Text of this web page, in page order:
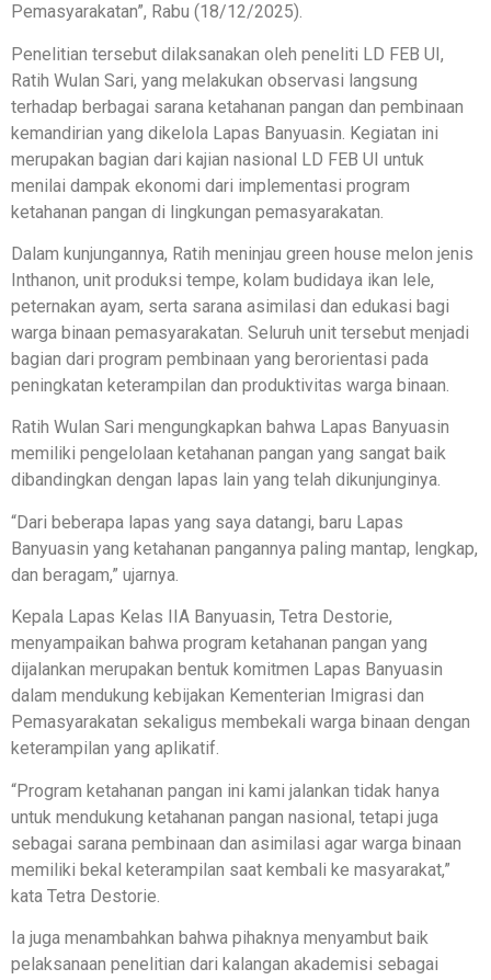
Pemasyarakatan”, Rabu (18/12/2025).
Penelitian tersebut dilaksanakan oleh peneliti LD FEB UI,
Ratih Wulan Sari, yang melakukan observasi langsung
terhadap berbagai sarana ketahanan pangan dan pembinaan
kemandirian yang dikelola Lapas Banyuasin. Kegiatan ini
merupakan bagian dari kajian nasional LD FEB UI untuk
menilai dampak ekonomi dari implementasi program
ketahanan pangan di lingkungan pemasyarakatan.
Dalam kunjungannya, Ratih meninjau green house melon jenis
Inthanon, unit produksi tempe, kolam budidaya ikan lele,
peternakan ayam, serta sarana asimilasi dan edukasi bagi
warga binaan pemasyarakatan. Seluruh unit tersebut menjadi
bagian dari program pembinaan yang berorientasi pada
peningkatan keterampilan dan produktivitas warga binaan.
Ratih Wulan Sari mengungkapkan bahwa Lapas Banyuasin
memiliki pengelolaan ketahanan pangan yang sangat baik
dibandingkan dengan lapas lain yang telah dikunjunginya.
“Dari beberapa lapas yang saya datangi, baru Lapas
Banyuasin yang ketahanan pangannya paling mantap, lengkap,
dan beragam,” ujarnya.
Kepala Lapas Kelas IIA Banyuasin, Tetra Destorie,
menyampaikan bahwa program ketahanan pangan yang
dijalankan merupakan bentuk komitmen Lapas Banyuasin
dalam mendukung kebijakan Kementerian Imigrasi dan
Pemasyarakatan sekaligus membekali warga binaan dengan
keterampilan yang aplikatif.
“Program ketahanan pangan ini kami jalankan tidak hanya
untuk mendukung ketahanan pangan nasional, tetapi juga
sebagai sarana pembinaan dan asimilasi agar warga binaan
memiliki bekal keterampilan saat kembali ke masyarakat,”
kata Tetra Destorie.
Ia juga menambahkan bahwa pihaknya menyambut baik
pelaksanaan penelitian dari kalangan akademisi sebagai